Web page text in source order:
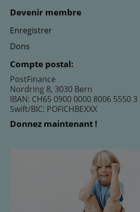
Devenir membre
Enregistrer
Dons
Compte postal:
PostFinance
Nordring 8, 3030 Bern
IBAN: CH65 0900 0000 8006 5550 3
Swift/BIC: POFICHBEXXX
Donnez maintenant !